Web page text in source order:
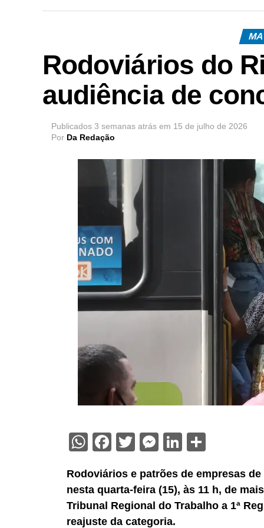
Rodoviários do
audiência de
Publicados 3 semanas atrás em 15 de julho de 2026
Por Da Redação
WhatsApp
Facebook
Twitter
Messenger
LinkedIn
Rodoviários e patrões de empresas
nesta quarta-feira (15), às 11 h, de
Tribunal Regional do Trabalho a 1ª
reajuste da categoria.